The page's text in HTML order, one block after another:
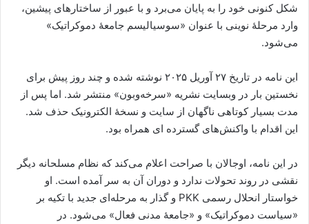
شکل کنونی خود را به پایان می‌برد و با عبور از ساختارهای پیشین،
وارد مرحلهٔ نوینی با عنوان «سوسیالیسم جامعهٔ دموکراتیک»
می‌شود.
این نامه در تاریخ ۲۷ آوریل ۲۰۲۵ نوشته شده و چند روز پیش برای
نخستین بار در وبسایت نشریه «سرخه‌وبون» منتشر شد. اما پس از
مدت بسیار کوتاهی ناگهان از سایت و نسخهٔ الکترونیک حذف شد.
این اقدام با واکنش‌های گسترده ای همراه بود.
در این نامه، اوجالان با صراحت اعلام می‌کند که نظام مسلحانه دیگر
نقشی در روند تحولات ندارد و دوران آن به سر آمده است. او
خواستار انحلال رسمی PKK و گذار به مرحله‌ای جدید با تکیه بر
«سیاست دموکراتیک» و «جامعهٔ مدنی فعال» می‌شود. در